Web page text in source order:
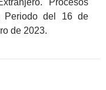
Procesos
Periodo del 16 de
de 2023.